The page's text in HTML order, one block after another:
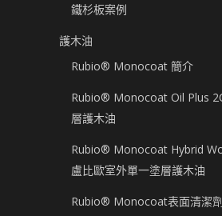
鐵杉板案例
護木油
Rubio® Monocoat 簡介
Rubio® Monocoat Oil Plus
層護木油
Rubio® Monocoat Hybrid
盧比歐室外單一塗層護木油
Rubio® Monocoat表面清潔劑